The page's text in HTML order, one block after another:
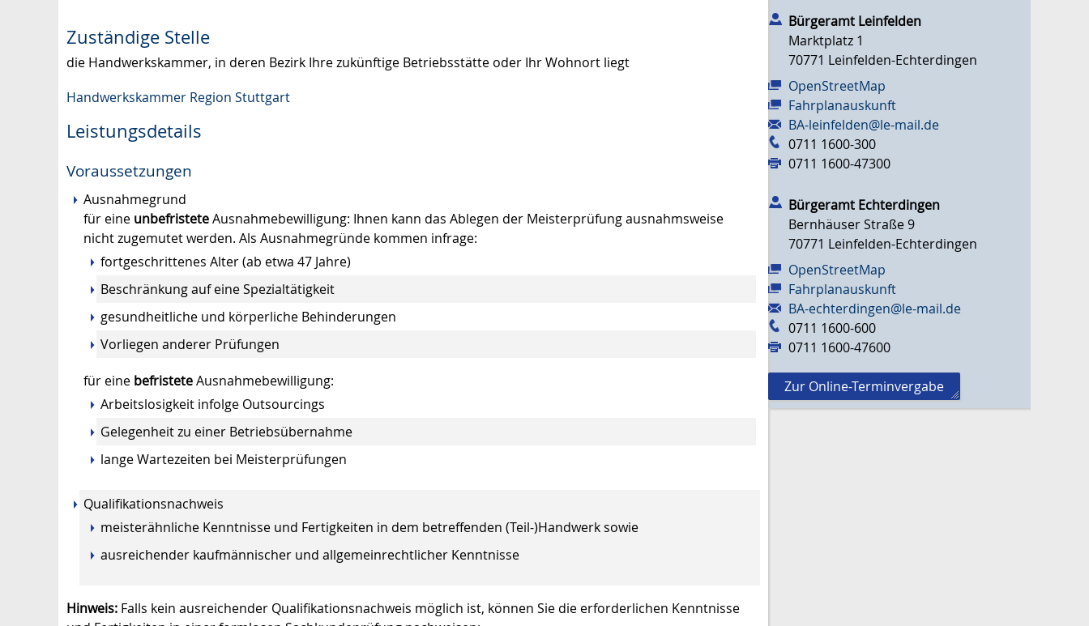
Zuständige Stelle
die Handwerkskammer, in deren Bezirk Ihre zukünftige Betriebsstätte oder Ihr Wohnort liegt
Handwerkskammer Region Stuttgart
Leistungsdetails
Voraussetzungen
Ausnahmegrund
für eine unbefristeteAusnahmebewilligung: Ihnen kann das Ablegen der Meisterprüfung ausnahmsweise
nicht zugemutet werden. Als Ausnahmegründe kommen infrage:
fortgeschrittenes Alter (ab etwa 47 Jahre)
Beschränkung auf eine Spezialtätigkeit
gesundheitliche und körperliche Behinderungen
Vorliegen anderer Prüfungen
für eine befristeteAusnahmebewilligung:
Arbeitslosigkeit infolge Outsourcings
Gelegenheit zu einer Betriebsübernahme
lange Wartezeiten bei Meisterprüfungen
Qualifikationsnachweis
meisterähnliche Kenntnisse und Fertigkeiten in dem betreffenden (Teil-)Handwerk sowie
ausreichender kaufmännischer und allgemeinrechtlicher Kenntnisse
Hinweis: Falls kein ausreichender Qualifikationsnachweis möglich ist, können Sie die erforderlichen Kenntnisse
Bürgeramt Leinfelden
Marktplatz 1
70771 Leinfelden-Echterdingen
OpenStreetMap
Fahrplanauskunft
BA-leinfelden@le-mail.de
0711 1600-300
0711 1600-47300
Bürgeramt Echterdingen
Bernhäuser Straße 9
70771 Leinfelden-Echterdingen
OpenStreetMap
Fahrplanauskunft
BA-echterdingen@le-mail.de
0711 1600-600
0711 1600-47600
Zur Online-Terminvergabe